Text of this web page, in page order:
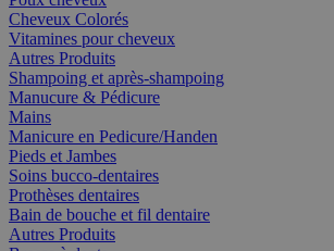
Cheveux Colorés
Vitamines pour cheveux
Autres Produits
Shampoing et après-shampoing
Manucure & Pédicure
Mains
Manicure en Pedicure/Handen
Pieds et Jambes
Soins bucco-dentaires
Prothèses dentaires
Bain de bouche et fil dentaire
Autres Produits